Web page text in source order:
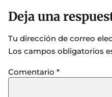
Deja una
Tu dirección de correo
Los campos obligatorios
Comentario *